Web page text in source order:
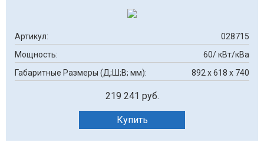
Артикул:
028715
Мощность:
60/ кВт/кВа
Габаритные Размеры (Д;Ш;В; мм):
892 х 618 х 740
219 241 руб.
Купить